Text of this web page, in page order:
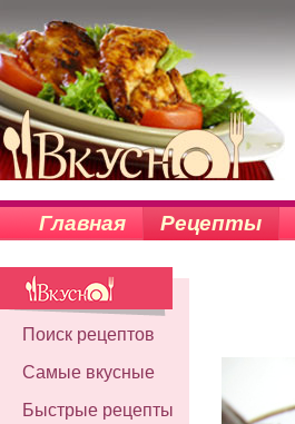
Главная Рецепты
Поиск рецептов
Самые вкусные
Быстрые рецепты